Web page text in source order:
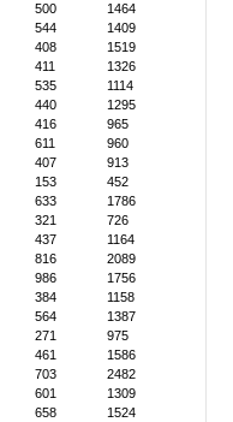
500
1464
544
1409
408
1519
411
1326
535
1114
440
1295
416
965
611
960
407
913
153
452
633
1786
321
726
437
1164
816
2089
986
1756
384
1158
564
1387
271
975
461
1586
703
2482
601
1309
658
1524